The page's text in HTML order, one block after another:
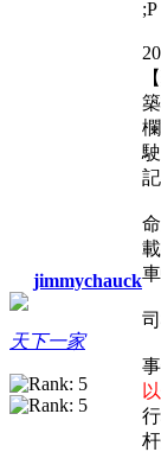
jimmychauck
天下一家
;P